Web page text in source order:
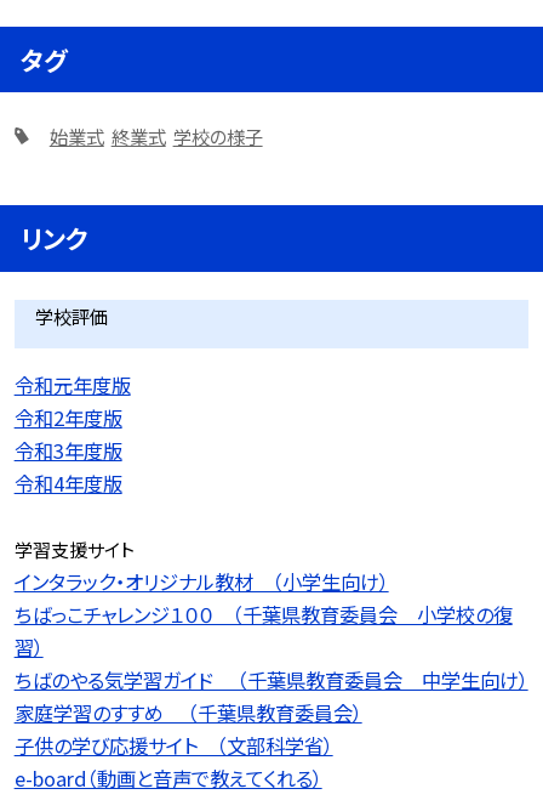
タグ
始業式 終業式 学校の様子
リンク
学校評価
令和元年度版
令和2年度版
令和3年度版
令和4年度版
学習支援サイト
インタラック・オリジナル教材 （小学生向け）
ちばっこチャレンジ１００ （千葉県教育委員会 小学校の復
習）
ちばのやる気学習ガイド （千葉県教育委員会 中学生向け）
家庭学習のすすめ （千葉県教育委員会）
子供の学び応援サイト （文部科学省）
e-board（動画と音声で教えてくれる）